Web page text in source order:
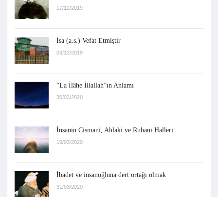
17/12/2019
İsa (a.s.) Vefat Etmiştir
03/12/2019
“La İlâhe İllallah”ın Anlamı
30/03/2020
İnsanin Cismani, Ahlaki ve Ruhani Halleri
19/03/2020
İbadet ve insanoğluna dert ortağı olmak
31/03/2020